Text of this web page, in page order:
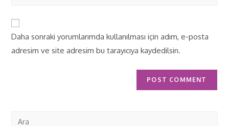
Daha sonraki yorumlarımda kullanılması için adım, e-posta
adresim ve site adresim bu tarayıcıya kaydedilsin.